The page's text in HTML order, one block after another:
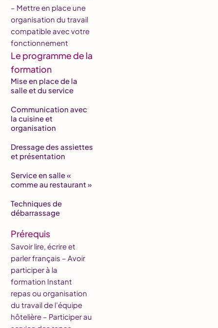
– Mettre en place une
organisation du travail
compatible avec votre
fonctionnement
Le programme de la
formation
Mise en place de la
salle et du service
Communication avec
la cuisine et
organisation
Dressage des assiettes
et présentation
Service en salle «
comme au restaurant »
Techniques de
débarrassage
Prérequis
Savoir lire, écrire et
parler français – Avoir
participer à la
formation Instant
repas ou organisation
du travail de l’équipe
hôtelière – Participer au